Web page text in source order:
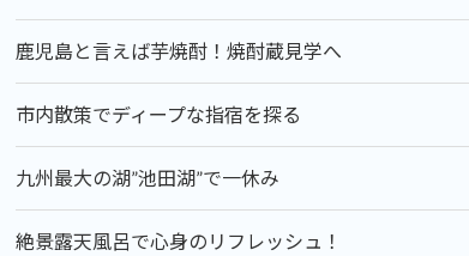
鹿児島と言えば芋焼酎！焼酎蔵見学へ
市内散策でディープな指宿を探る
九州最大の湖”池田湖”で一休み
絶景露天風呂で心身のリフレッシュ！